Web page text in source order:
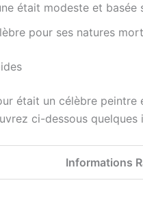
était modeste et basée
pour ses natures
était un célèbre
ci-dessous
Informations